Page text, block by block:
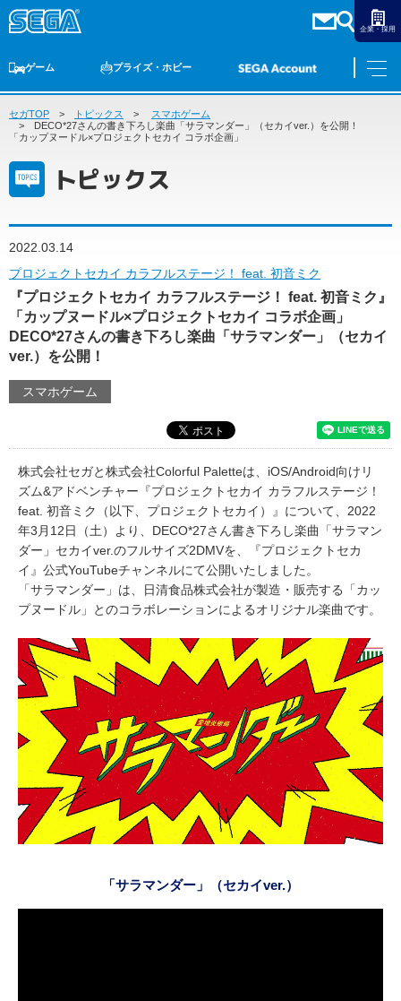
企業・採用
ゲーム
ゲームTOP 家庭用ゲーム PCゲーム
プライズ・ホビー
プライズ トイ S-FIRE セガ ラッキーくじ
オンライン
ゲーム
家庭用ゲーム
スマホゲーム
プライズ・ホビー
S-FIRE
セガ ラッキーくじ
セガ ラッキーくじオンライン
アニメ
ダーツ
トピックス
セガTOP トピックス
スマホゲーム
DECO*27さんの書き下ろし楽曲「サラマンダー」（セカイver.）を公開！
「カップヌードル×プロジェクトセカイ コラボ企画」
トピックス
2022.03.14
プロジェクトセカイ カラフルステージ！ feat. 初音ミク
『プロジェクトセカイ カラフルステージ！ feat. 初音ミク』
「カップヌードル×プロジェクトセカイ コラボ企画」
DECO*27さんの書き下ろし楽曲「サラマンダー」（セカイ
ver.）を公開！
スマホゲーム
株式会社セガと株式会社Colorful Paletteは、iOS/Android向けリ
ズム&アドベンチャー『プロジェクトセカイ カラフルステージ！
feat. 初音ミク（以下、プロジェクトセカイ）』について、2022
年3月12日（土）より、DECO*27さん書き下ろし楽曲「サラマン
ダー」セカイver.のフルサイズ2DMVを、『プロジェクトセカ
イ』公式YouTubeチャンネルにて公開いたしました。
「サラマンダー」は、日清食品株式会社が製造・販売する「カッ
プヌードル」とのコラボレーションによるオリジナル楽曲です。
「サラマンダー」（セカイver.）